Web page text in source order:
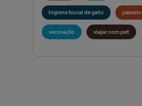
higiene bucal de gato passeio
vacinação viajar com pet